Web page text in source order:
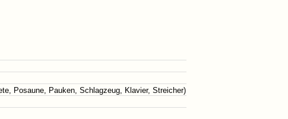
Posaune, Pauken, Schlagzeug, Klavier, Streicher)